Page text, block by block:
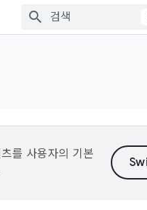
를 사용자의 기본